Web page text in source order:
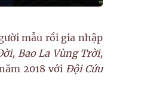
mẫu rồi gia nhập
Bao La Vùng Trời,
2018 vớiĐội Cứu